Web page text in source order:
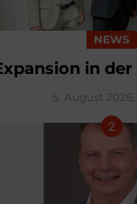
NEWS
in
5. August 2026,